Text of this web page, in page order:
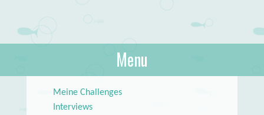
About Books
lilstar.de
Menu
Meine Challenges
Interviews